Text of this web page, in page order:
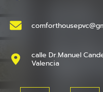
calle Dr.Manuel
Valencia